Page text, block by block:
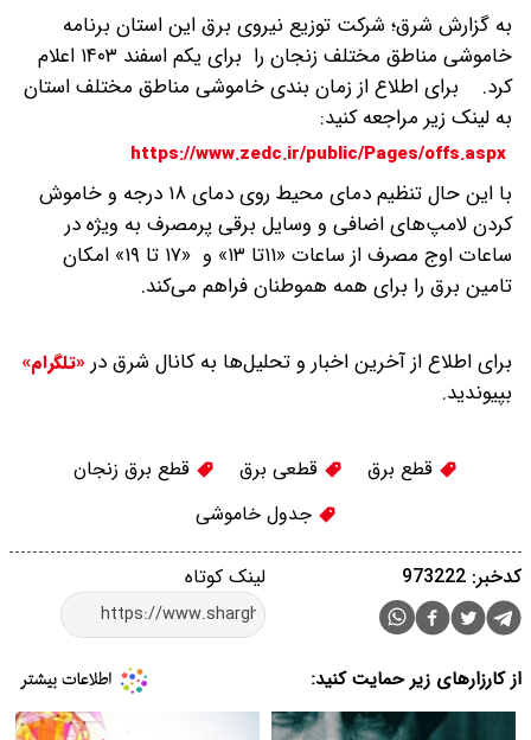
به گزارش شرق؛ شرکت توزیع نیروی برق این استان برنامه
خاموشی مناطق مختلف زنجان را برای یکم اسفند ۱۴۰۳ اعلام
کرد.
برای اطلاع از زمان بندی خاموشی مناطق مختلف استان
به لینک زیر مراجعه کنید:
با این حال تنظیم دمای محیط روی دمای ۱۸ درجه و خاموش
کردن لامپ‌های اضافی و وسایل برقی پرمصرف به ویژه در
ساعات اوج مصرف از ساعات «۱۱تا ۱۳» و «۱۷ تا ۱۹» امکان
تامین برق را برای همه هموطنان فراهم می‌کند.
برای اطلاع از آخرین اخبار و تحلیل‌ها به کانال شرق در «تلگرام»
بپیوندید.
قطع برق قطعی برق
قطع برق زنجان
جدول خاموشی
لینک کوتاه کدخبر: 973222
از کارزارهای زیر حمایت کنید: